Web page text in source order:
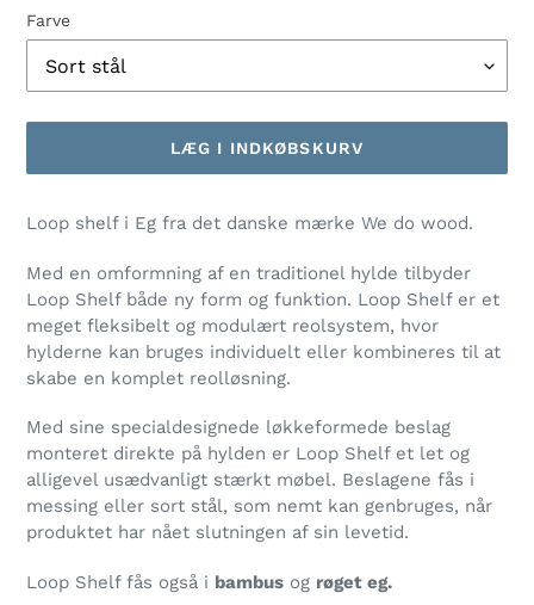
Farve
LÆG I INDKØBSKURV
produkt
i
din
indkøbskurv
Loop shelf i Eg fra det danske mærke We do wood.
Med en omformning af en traditionel hylde tilbyder
Loop Shelf både ny form og funktion. Loop Shelf er et
meget fleksibelt og modulært reolsystem, hvor
hylderne kan bruges individuelt eller kombineres til at
skabe en komplet reolløsning.
Med sine specialdesignede løkkeformede beslag
monteret direkte på hylden er Loop Shelf et let og
alligevel usædvanligt stærkt møbel. Beslagene fås i
messing eller sort stål, som nemt kan genbruges, når
produktet har nået slutningen af sin levetid.
Loop Shelf fås også i bambus og røget eg.